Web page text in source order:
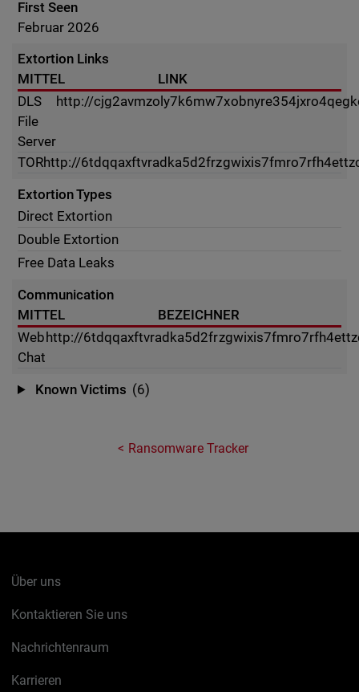
First Seen
Februar 2026
Extortion Links
MITTEL
LINK
DLS
File
Server
http://
TORhttp://
Extortion Types
Direct Extortion
Double Extortion
Free Data Leaks
Communication
MITTEL
BEZEICHNER
Web
Chat
http://
Known Victims (6)
Ransomware Tracker
Über uns
Kontaktieren Sie uns
Nachrichtenraum
Karrieren